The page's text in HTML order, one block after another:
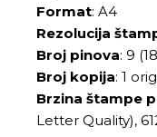
Format: A4
Rezolucija
Broj pinova: 9
Broj kopija: 1
Brzina štampe
Letter Quality),